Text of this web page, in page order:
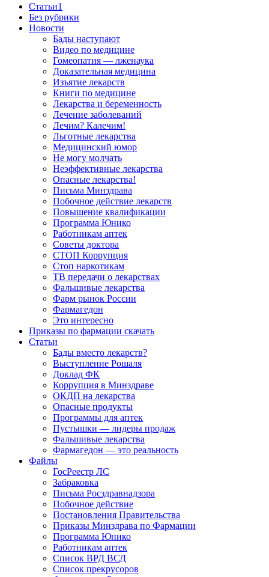
Cтатьи1
Без рубрики
Новости
Бады наступают
Видео по медицине
Гомеопатия — лженаука
Доказательная медицина
Изъятие лекарств
Книги по медицине
Лекарства и беременность
Лечение заболеваний
Лечим? Калечим!
Льготные лекарства
Медицинский юмор
Не могу молчать
Неэффективные лекарства
Опасные лекарства!
Письма Минздрава
Побочное действие лекарств
Повышение квалификации
Программа Юнико
Работникам аптек
Советы доктора
СТОП Коррупция
Стоп наркотикам
ТВ передачи о лекарствах
Фальшивые лекарства
Фарм рынок России
Фармагедон
Это интересно
Приказы по фармации скачать
Статьи
Бады вместо лекарств?
Выступление Рошаля
Доклад ФК
Коррупция в Минздраве
ОКДП на лекарства
Опасные продукты
Программы для аптек
Пустышки — лидеры продаж
Фальшивые лекарства
Фармагедон — это реальность
Файлы
ГосРеестр ЛС
Забраковка
Письма Росздравнадзора
Побочное действие
Постановления Правительства
Приказы Минздрава по Фармации
Программа Юнико
Работникам аптек
Список ВРД ВСД
Список прекрусоров